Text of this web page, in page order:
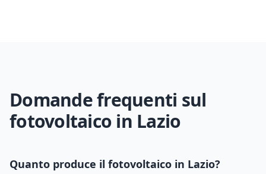
Domande frequenti sul
fotovoltaico in Lazio
Quanto produce il fotovoltaico in Lazio?